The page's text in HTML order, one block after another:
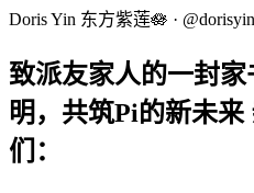
Doris Yin 东方紫莲🪷 · @
致派友家人的一封家
明，共筑Pi的新未来
们：